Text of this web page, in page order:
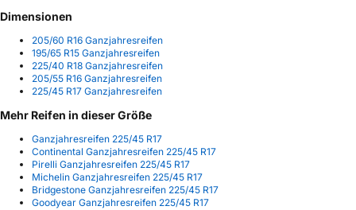
Dimensionen
205/60 R16 Ganzjahresreifen
195/65 R15 Ganzjahresreifen
225/40 R18 Ganzjahresreifen
205/55 R16 Ganzjahresreifen
225/45 R17 Ganzjahresreifen
Mehr Reifen in dieser Größe
Ganzjahresreifen 225/45 R17
Continental Ganzjahresreifen 225/45 R17
Pirelli Ganzjahresreifen 225/45 R17
Michelin Ganzjahresreifen 225/45 R17
Bridgestone Ganzjahresreifen 225/45 R17
Goodyear Ganzjahresreifen 225/45 R17